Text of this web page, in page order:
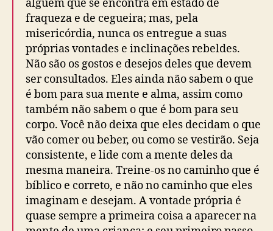
alguém que se encontra em estado de
fraqueza e de cegueira; mas, pela
misericórdia, nunca os entregue a suas
próprias vontades e inclinações rebeldes.
Não são os gostos e desejos deles que devem
ser consultados. Eles ainda não sabem o que
é bom para sua mente e alma, assim como
também não sabem o que é bom para seu
corpo. Você não deixa que eles decidam o que
vão comer ou beber, ou como se vestirão. Seja
consistente, e lide com a mente deles da
mesma maneira. Treine-os no caminho que é
bíblico e correto, e não no caminho que eles
imaginam e desejam. A vontade própria é
quase sempre a primeira coisa a aparecer na